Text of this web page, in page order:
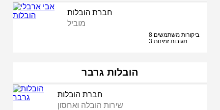
חברת הובלות
מוביל
8 ביקורות משתמשים
3 תגובות זמינות
הובלות גרבר
חברת הובלות
שירות הובלה ואחסון